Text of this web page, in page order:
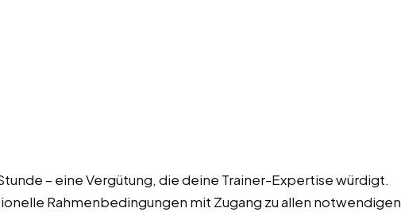
– eine Vergütung, die deine Trainer-Expertise würdigt.
Rahmenbedingungen mit Zugang zu allen notwendigen